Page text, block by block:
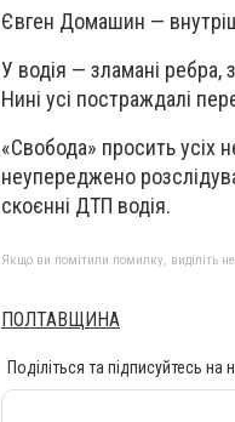
Євген Домашин —
У водія — зламані ребра,
Нині усі постраждалі
«Свобода» просить усіх
неупереджено
скоєнні ДТП водія.
Якщо ви помітили помилку, виділіть
ПОЛТАВЩИНА
Поділіться та підписуйтесь на